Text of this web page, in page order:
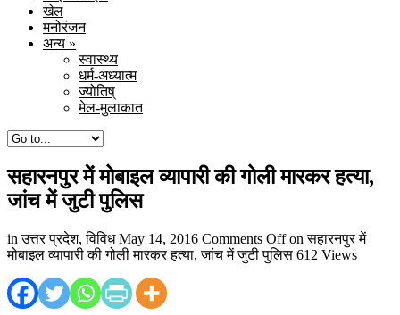
खेल
मनोरंजन
अन्य »
स्वास्थ्य
धर्म-अध्यात्म
ज्योतिष्
मेल-मुलाकात
सहारनपुर में मोबाइल व्यापारी की गोली मारकर हत्या,
जांच में जुटी पुलिस
inउत्तर प्रदेश,विविध May 14, 2016 Comments Offon सहारनपुर में
मोबाइल व्यापारी की गोली मारकर हत्या, जांच में जुटी पुलिस 612 Views